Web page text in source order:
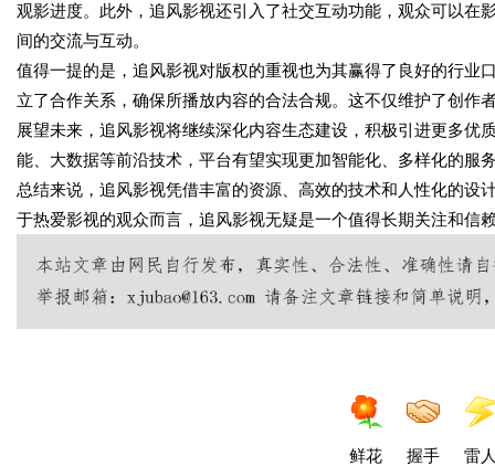
观影进度。此外，追风影视还引入了社交互动功能，观众可以在
间的交流与互动。
值得一提的是，追风影视对版权的重视也为其赢得了良好的行业
立了合作关系，确保所播放内容的合法合规。这不仅维护了创作
展望未来，追风影视将继续深化内容生态建设，积极引进更多
能、大数据等前沿技术，平台有望实现更加智能化、多样化的服
总结来说，追风影视凭借丰富的资源、高效的技术和人性化的
于热爱影视的观众而言，追风影视无疑是一个值得长期关注和信
鲜花 握手 雷